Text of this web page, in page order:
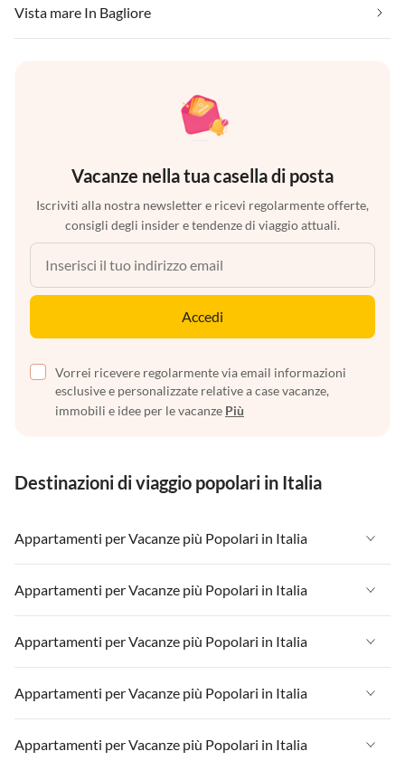
Vista mare In Bagliore
Vacanze nella tua casella di posta
Iscriviti alla nostra newsletter e ricevi regolarmente offerte,
consigli degli insider e tendenze di viaggio attuali.
Accedi
Vorrei ricevere regolarmente via email informazioni
esclusive e personalizzate relative a case vacanze,
immobili e idee per le vacanze Più
Destinazioni di viaggio popolari in Italia
Appartamenti per Vacanze più Popolari in Italia
Appartamenti per Vacanze in Italia
Appartamenti per Vacanze in Liguria
Appartamenti per Vacanze in Lombardia
Appartamenti per Vacanze in Lago di Garda
Appartamenti per Vacanze in Lago di Como
Appartamenti per Vacanze più Popolari in Italia
Appartamenti per Vacanze in Italia
Appartamenti per Vacanze in Liguria
Appartamenti per Vacanze in Lombardia
Appartamenti per Vacanze più Popolari in Italia
Appartamenti per Vacanze in Italia
Appartamenti per Vacanze in Liguria
Appartamenti per Vacanze in Lombardia
Appartamenti per Vacanze più Popolari in Italia
Appartamenti per Vacanze in Italia
Appartamenti per Vacanze più Popolari in Italia